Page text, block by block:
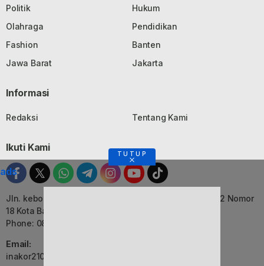
Politik
Hukum
Olahraga
Pendidikan
Fashion
Banten
Jawa Barat
Jakarta
Informasi
Redaksi Tentang Kami
Ikuti Kami
Jln. kebon Jati, Komplek Ruko Luxor Permai Kavling 22 Nomor
18 Kota Bandung, Jawa Barat
Phone: 082116055552
Email:
inakor2105@gmail.com (Redaksi)
TUTUP
ads